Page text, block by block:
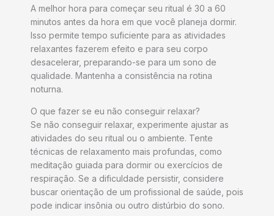
A melhor hora para começar seu ritual é 30 a 60
minutos antes da hora em que você planeja dormir.
Isso permite tempo suficiente para as atividades
relaxantes fazerem efeito e para seu corpo
desacelerar, preparando-se para um sono de
qualidade. Mantenha a consistência na rotina
noturna.
O que fazer se eu não conseguir relaxar?
Se não conseguir relaxar, experimente ajustar as
atividades do seu ritual ou o ambiente. Tente
técnicas de relaxamento mais profundas, como
meditação guiada para dormir ou exercícios de
respiração. Se a dificuldade persistir, considere
buscar orientação de um profissional de saúde, pois
pode indicar insônia ou outro distúrbio do sono.